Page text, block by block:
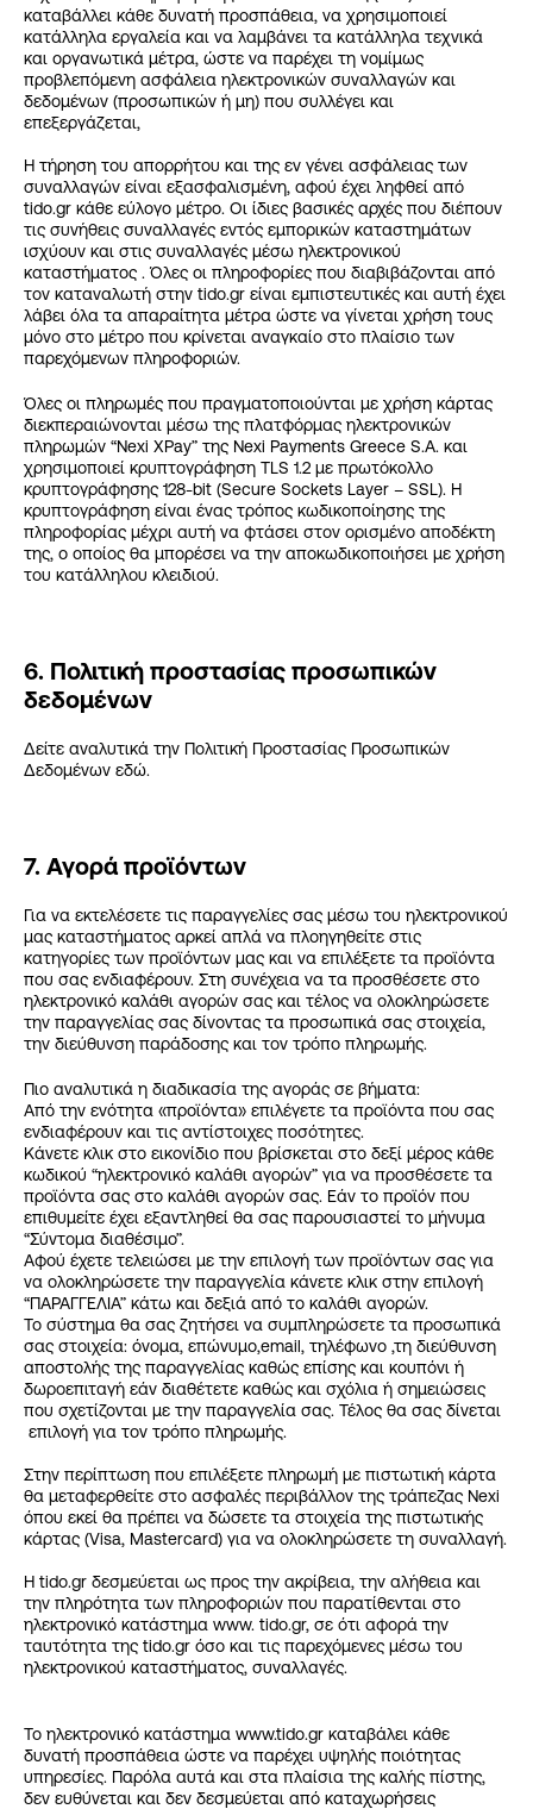
καταβάλλει κάθε δυνατή προσπάθεια, να χρησιμοποιεί
κατάλληλα εργαλεία και να λαμβάνει τα κατάλληλα τεχνικά
και οργανωτικά μέτρα, ώστε να παρέχει τη νομίμως
προβλεπόμενη ασφάλεια ηλεκτρονικών συναλλαγών και
δεδομένων (προσωπικών ή μη) που συλλέγει και
επεξεργάζεται,
Η τήρηση του απορρήτου και της εν γένει ασφάλειας των
συναλλαγών είναι εξασφαλισμένη, αφού έχει ληφθεί από
tido.gr κάθε εύλογο μέτρο. Οι ίδιες βασικές αρχές που διέπουν
τις συνήθεις συναλλαγές εντός εμπορικών καταστημάτων
ισχύουν και στις συναλλαγές μέσω ηλεκτρονικού
καταστήματος . Όλες οι πληροφορίες που διαβιβάζονται από
τον καταναλωτή στην tido.gr είναι εμπιστευτικές και αυτή έχει
λάβει όλα τα απαραίτητα μέτρα ώστε να γίνεται χρήση τους
μόνο στο μέτρο που κρίνεται αναγκαίο στο πλαίσιο των
παρεχόμενων πληροφοριών.
Όλες οι πληρωμές που πραγματοποιούνται με χρήση κάρτας
διεκπεραιώνονται μέσω της πλατφόρμας ηλεκτρονικών
πληρωμών “Nexi XPay” της Nexi Payments Greece S.A. και
χρησιμοποιεί κρυπτογράφηση TLS 1.2 με πρωτόκολλο
κρυπτογράφησης 128-bit (Secure Sockets Layer – SSL). Η
κρυπτογράφηση είναι ένας τρόπος κωδικοποίησης της
πληροφορίας μέχρι αυτή να φτάσει στον ορισμένο αποδέκτη
της, ο οποίος θα μπορέσει να την αποκωδικοποιήσει με χρήση
του κατάλληλου κλειδιού.
6. Πολιτική προστασίας προσωπικών
δεδομένων
Δείτε αναλυτικά την Πολιτική Προστασίας Προσωπικών
Δεδομένων εδώ.
7. Αγορά προϊόντων
Για να εκτελέσετε τις παραγγελίες σας μέσω του ηλεκτρονικού
μας καταστήματος αρκεί απλά να πλοηγηθείτε στις
κατηγορίες των προϊόντων μας και να επιλέξετε τα προϊόντα
που σας ενδιαφέρουν. Στη συνέχεια να τα προσθέσετε στο
ηλεκτρονικό καλάθι αγορών σας και τέλος να ολοκληρώσετε
την παραγγελίας σας δίνοντας τα προσωπικά σας στοιχεία,
την διεύθυνση παράδοσης και τον τρόπο πληρωμής.
Πιο αναλυτικά η διαδικασία της αγοράς σε βήματα:
Από την ενότητα «προϊόντα» επιλέγετε τα προϊόντα που σας
ενδιαφέρουν και τις αντίστοιχες ποσότητες.
Κάνετε κλικ στο εικονίδιο που βρίσκεται στο δεξί μέρος κάθε
κωδικού “ηλεκτρονικό καλάθι αγορών” για να προσθέσετε τα
προϊόντα σας στο καλάθι αγορών σας. Εάν το προϊόν που
επιθυμείτε έχει εξαντληθεί θα σας παρουσιαστεί το μήνυμα
“Σύντομα διαθέσιμο”.
Αφού έχετε τελειώσει με την επιλογή των προϊόντων σας για
να ολοκληρώσετε την παραγγελία κάνετε κλικ στην επιλογή
“ΠΑΡΑΓΓΕΛΙΑ” κάτω και δεξιά από το καλάθι αγορών.
Το σύστημα θα σας ζητήσει να συμπληρώσετε τα προσωπικά
σας στοιχεία: όνομα, επώνυμο,email, τηλέφωνο ,τη διεύθυνση
αποστολής της παραγγελίας καθώς επίσης και κουπόνι ή
δωροεπιταγή εάν διαθέτετε καθώς και σχόλια ή σημειώσεις
που σχετίζονται με την παραγγελία σας. Τέλος θα σας δίνεται
επιλογή για τον τρόπο πληρωμής.
Στην περίπτωση που επιλέξετε πληρωμή με πιστωτική κάρτα
θα μεταφερθείτε στο ασφαλές περιβάλλον της τράπεζας Nexi
όπου εκεί θα πρέπει να δώσετε τα στοιχεία της πιστωτικής
κάρτας (Visa, Mastercard) για να ολοκληρώσετε τη συναλλαγή.
H tido.gr δεσμεύεται ως προς την ακρίβεια, την αλήθεια και
την πληρότητα των πληροφοριών που παρατίθενται στο
ηλεκτρονικό κατάστημα www. tido.gr, σε ότι αφορά την
ταυτότητα της tido.gr όσο και τις παρεχόμενες μέσω του
ηλεκτρονικού καταστήματος, συναλλαγές.
Το ηλεκτρονικό κατάστημα www.tido.gr καταβάλει κάθε
δυνατή προσπάθεια ώστε να παρέχει υψηλής ποιότητας
υπηρεσίες. Παρόλα αυτά και στα πλαίσια της καλής πίστης,
δεν ευθύνεται και δεν δεσμεύεται από καταχωρήσεις